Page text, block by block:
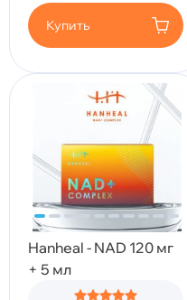
Купить
Hanheal - NAD 120 мг
+ 5 мл